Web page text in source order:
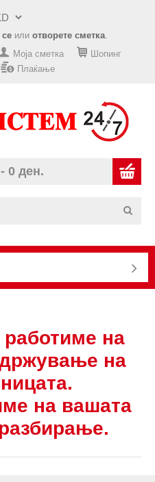
се или отворете сметка.
Моја сметка
Шопинг
Плаќање
0 ден.
на
на
на вашата